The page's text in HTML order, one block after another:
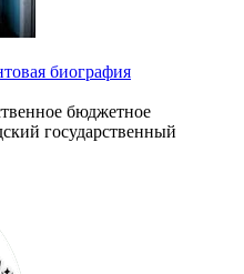
биография
бюджетное
государственный